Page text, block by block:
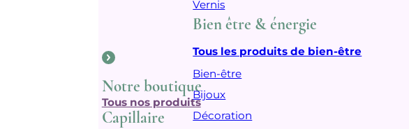
Vernis
Bien être & énergie
Tous les produits de bien-être
Bien-être
Bijoux
Décoration
Notre boutique
Tous nos produits
Capillaire